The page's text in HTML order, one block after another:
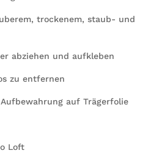
trockenem, staub- und
abziehen und aufkleben
zu entfernen
auf Trägerfolie
Loft